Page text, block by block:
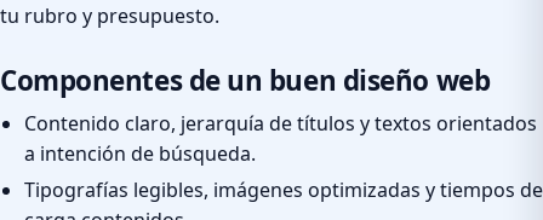
tu rubro y presupuesto.
Componentes de un buen diseño web
Contenido claro, jerarquía de títulos y textos orientados
a intención de búsqueda.
Tipografías legibles, imágenes optimizadas y tiempos de